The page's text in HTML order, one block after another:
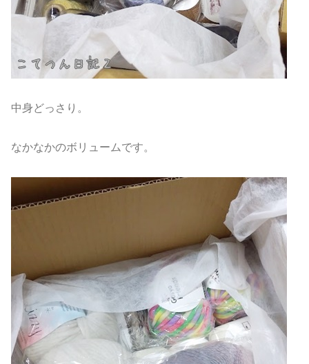
中身どっさり。
なかなかのボリュームです。